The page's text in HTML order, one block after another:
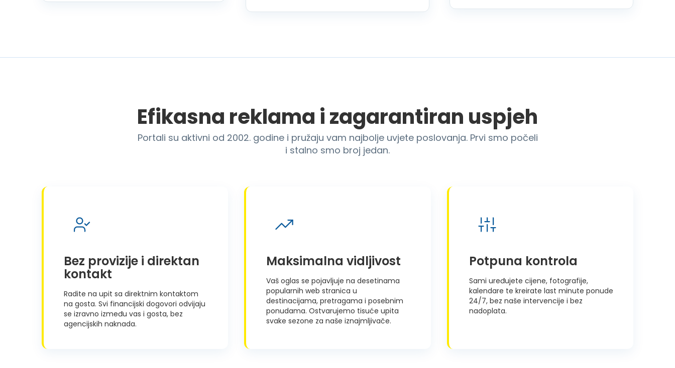
Efikasna reklama i zagarantiran uspjeh
Portali su aktivni od 2002. godine i pružaju vam najbolje uvjete poslovanja. Prvi smo počeli
i stalno smo broj jedan.
Bez provizije i direktan
kontakt
Radite na upit sa direktnim kontaktom
na gosta. Svi financijski dogovori odvijaju
se izravno između vas i gosta, bez
agencijskih naknada.
Maksimalna vidljivost
Vaš oglas se pojavljuje na desetinama
popularnih web stranica u
destinacijama, pretragama i posebnim
ponudama. Ostvarujemo tisuće upita
svake sezone za naše iznajmljivače.
Potpuna kontrola
Sami uređujete cijene, fotografije,
kalendare te kreirate last minute ponude
24/7, bez naše intervencije i bez
nadoplata.